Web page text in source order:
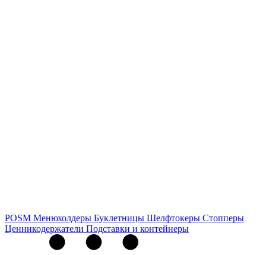
POSM Менюхолдеры Буклетницы Шелфтокеры Стопперы
Ценникодер­жа­те­ли Подставки и контейнеры